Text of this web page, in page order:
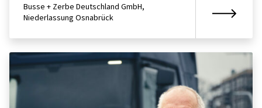
Busse + Zerbe Deutschland GmbH,
Niederlassung Osnabrück